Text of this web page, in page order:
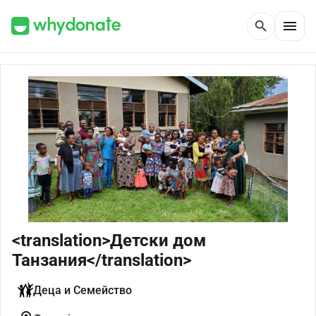
search menu
<translation>Детски дом
Танзания</translation>
Деца и Семейство